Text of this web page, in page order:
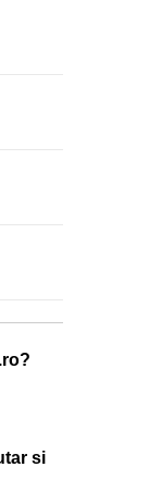
si